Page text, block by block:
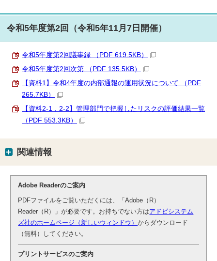
令和5年度第2回（令和5年11月7日開催）
令和5年度第2回議事録 （PDF 619.5KB）
令和5年度第2回次第 （PDF 135.5KB）
【資料1】令和4年度の内部通報の運用状況について （PDF
265.7KB）
【資料2-1，2-2】管理部門で把握したリスクの評価結果一覧
（PDF 553.3KB）
関連情報
Adobe Readerのご案内
PDFファイルをご覧いただくには、「Adobe（R）
Reader（R）」が必要です。お持ちでない方はアドビシステム
ズ社のホームページ（新しいウィンドウ）からダウンロード
（無料）してください。
プリントサービスのご案内